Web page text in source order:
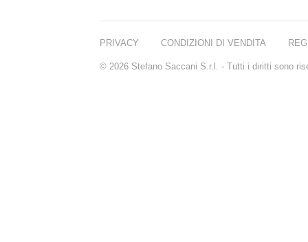
PRIVACY CONDIZIONI DI VENDITA
© 2026 Stefano Saccani S.r.l. - Tutti i diritti sono